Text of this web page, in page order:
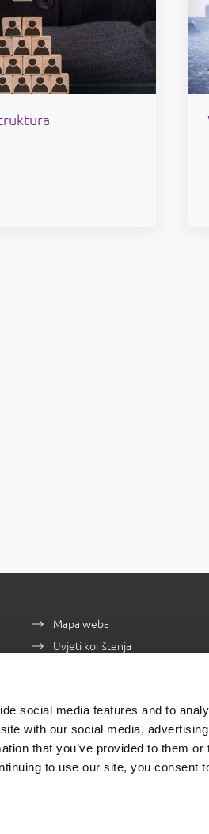
social media features and to
with our social media,
that you’ve provided to them or
to use our site, you consent
Mapa weba
Uvjeti korištenja
od 15 minuta.